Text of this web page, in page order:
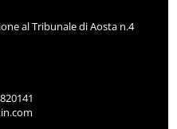
al Tribunale di Aosta n.4